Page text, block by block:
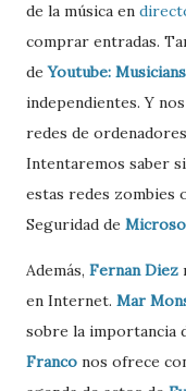
de la música en
comprar entradas.
deYoutube:
independientes. Y
redes de
Intentaremos saber
estas redes zombies
Seguridad de
Además, Fernan Diez
en Internet. Mar
sobre la importancia
Franco nos ofrece